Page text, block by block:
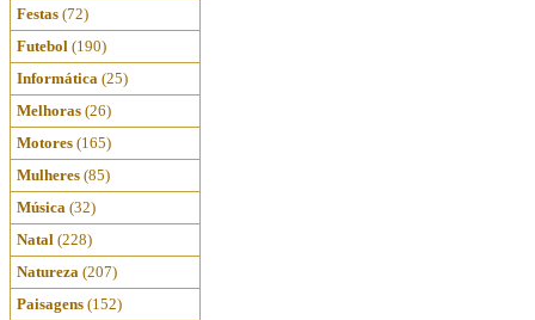
Festas (72)
Futebol (190)
Informática (25)
Melhoras (26)
Motores (165)
Mulheres (85)
Música (32)
Natal (228)
Natureza (207)
Paisagens (152)